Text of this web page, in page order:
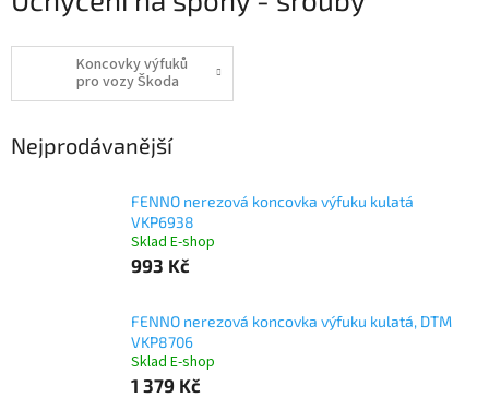
Koncovky výfuků
pro vozy Škoda
Nejprodávanější
FENNO nerezová koncovka výfuku kulatá
VKP6938
Sklad E-shop
993 Kč
FENNO nerezová koncovka výfuku kulatá, DTM
VKP8706
Sklad E-shop
1 379 Kč